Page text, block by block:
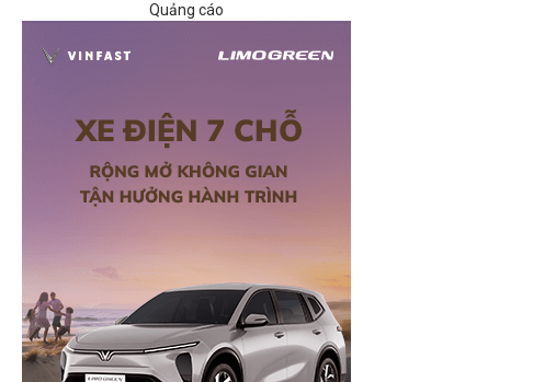
Quảng cáo